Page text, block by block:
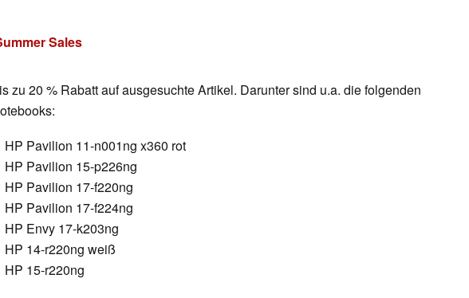
Sales
zu 20 % Rabatt auf ausgesuchte Artikel. Darunter sind u.a. die folgenden
HP Pavilion 11-n001ng x360 rot
HP Pavilion 15-p226ng
HP Pavilion 17-f220ng
HP Pavilion 17-f224ng
HP Envy 17-k203ng
HP 14-r220ng weiß
HP 15-r220ng